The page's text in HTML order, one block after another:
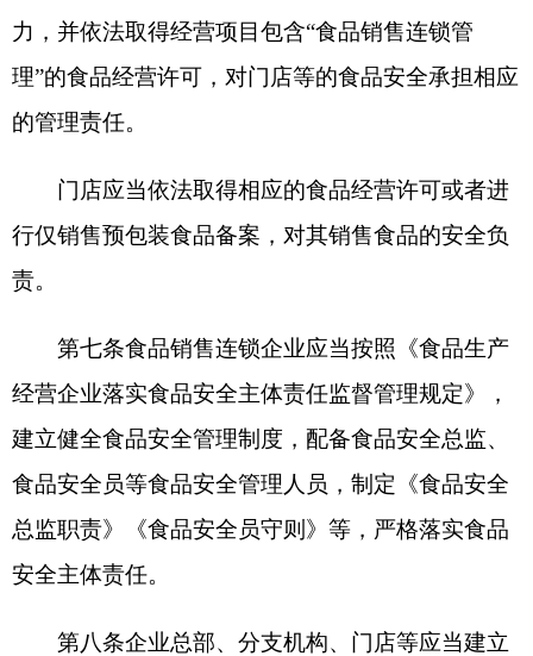
建立健全日管控、周排查、月调度工作制度和机
制。
企业总部、分支机构、门店等可以将日管控、
制度和机制有机结合实施。
第九条门店在日管控、周排查、月调度中发现
食品安全风险隐患的，应当立即采取防范管控措
第十条分支机构应当及时汇总分析门店发现的
食品安全共性问题，排查门店食品安全风险，研究
业总部报送。
品安全风险隐患的，应当立即采取防范管控措施，
并及时向企业总部报送。